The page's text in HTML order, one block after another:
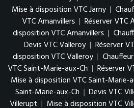
Mise à disposition VTC Jarny |
VTC Amanvillers | Réserver VTC
disposition VTC Amanvillers |
Devis VTC Valleroy | Réserver
disposition VTC Valleroy |
VTC Saint-Marie-aux-Ch | Réserver
Mise à disposition VTC Saint-Marie-
Saint-Marie-aux-Ch | Devis VTC
Villerupt | Mise à disposition VTC